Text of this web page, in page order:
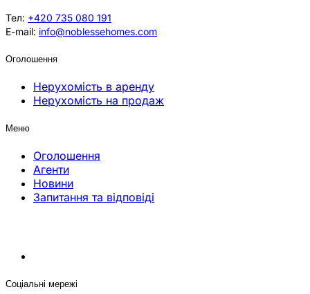
Тел: +420 735 080 191
E-mail: info@noblessehomes.com
Оголошення
Нерухомість в аренду
Нерухомість на продаж
Меню
Оголошення
Агенти
Новини
Запитання та відповіді
Соціальні мережі